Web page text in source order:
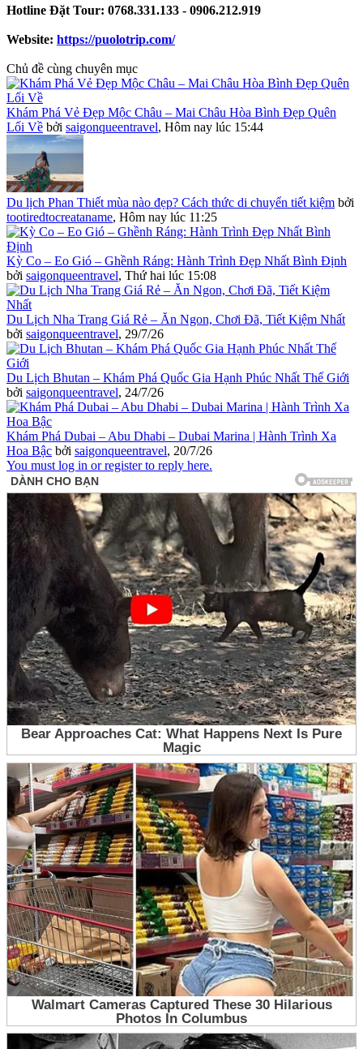
Hotline Đặt Tour: 0768.331.133 - 0906.212.919
Website: https://puolotrip.com/
Chủ đề cùng chuyên mục
Khám Phá Vẻ Đẹp Mộc Châu – Mai Châu Hòa Bình Đẹp Quên
Lối Về bởi saigonqueentravel, Hôm nay lúc 15:44
Du lịch Phan Thiết mùa nào đẹp? Cách thức di chuyển tiết kiệm bởi
tootiredtocreataname, Hôm nay lúc 11:25
Kỳ Co – Eo Gió – Ghềnh Ráng: Hành Trình Đẹp Nhất Bình Định
bởi saigonqueentravel, Thứ hai lúc 15:08
Du Lịch Nha Trang Giá Rẻ – Ăn Ngon, Chơi Đã, Tiết Kiệm Nhất
bởi saigonqueentravel, 29/7/26
Du Lịch Bhutan – Khám Phá Quốc Gia Hạnh Phúc Nhất Thế Giới
bởi saigonqueentravel, 24/7/26
Khám Phá Dubai – Abu Dhabi – Dubai Marina | Hành Trình Xa
Hoa Bậc bởi saigonqueentravel, 20/7/26
You must log in or register to reply here.